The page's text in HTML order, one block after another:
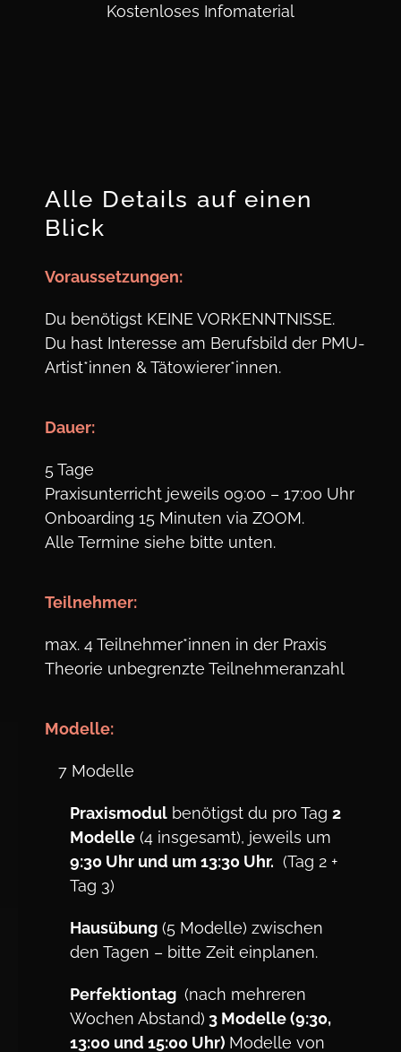
Kostenloses Infomaterial
Alle Details auf einen
Blick
Voraussetzungen:
Du benötigst KEINE VORKENNTNISSE.
Du hast Interesse am Berufsbild der PMU-
Artist*innen & Tätowierer*innen.
Dauer:
5 Tage
Praxisunterricht jeweils 09:00 – 17:00 Uhr
Onboarding 15 Minuten via ZOOM.
Alle Termine siehe bitte unten.
Teilnehmer:
max. 4 Teilnehmer*innen in der Praxis
Theorie unbegrenzte Teilnehmeranzahl
Modelle:
7 Modelle
Praxismodul benötigst du pro Tag2
Modelle (4 insgesamt), jeweils um
9:30 Uhr und um 13:30 Uhr. (Tag 2 +
Tag 3)
Hausübung (5 Modelle) zwischen
den Tagen – bitte Zeit einplanen.
Perfektiontag (nach mehreren
Wochen Abstand) 3 Modelle (9:30,
13:00 und 15:00 Uhr) Modelle von